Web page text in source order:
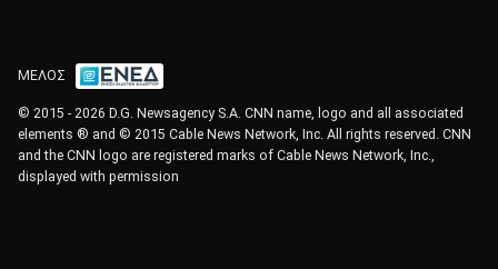
ΜΕΛΟΣ
© 2015 - 2026 D.G. Newsagency S.A. CNN name, logo and all associated
elements ® and © 2015 Cable News Network, Inc. All rights reserved. CNN
and the CNN logo are registered marks of Cable News Network, Inc.,
displayed with permission